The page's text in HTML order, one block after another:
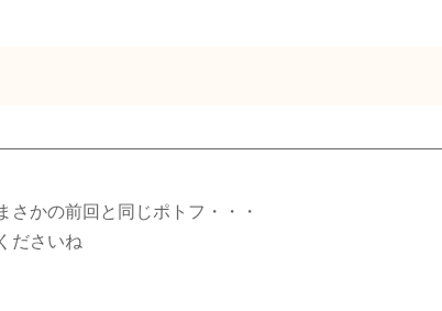
さかの前回と同じポトフ・・・
ださいね